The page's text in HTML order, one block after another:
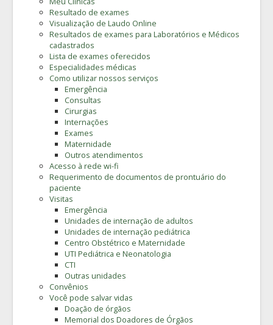
Resultado de exames
Visualização de Laudo Online
Resultados de exames para Laboratórios e Médicos
cadastrados
Lista de exames oferecidos
Especialidades médicas
Como utilizar nossos serviços
Emergência
Consultas
Cirurgias
Internações
Exames
Maternidade
Outros atendimentos
Acesso à rede wi-fi
Requerimento de documentos de prontuário do
paciente
Visitas
Emergência
Unidades de internação de adultos
Unidades de internação pediátrica
Centro Obstétrico e Maternidade
UTI Pediátrica e Neonatologia
CTI
Outras unidades
Convênios
Você pode salvar vidas
Doação de órgãos
Memorial dos Doadores de Órgãos